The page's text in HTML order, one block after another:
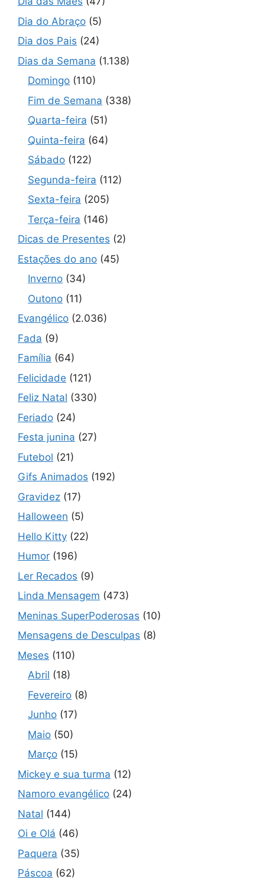
Dia do Abraço (5)
Dia dos Pais (24)
Dias da Semana (1.138)
Domingo (110)
Fim de Semana (338)
Quarta-feira (51)
Quinta-feira (64)
Sábado (122)
Segunda-feira (112)
Sexta-feira (205)
Terça-feira (146)
Dicas de Presentes (2)
Estações do ano (45)
Inverno (34)
Outono (11)
Evangélico (2.036)
Fada (9)
Família (64)
Felicidade (121)
Feliz Natal (330)
Feriado (24)
Festa junina (27)
Futebol (21)
Gifs Animados (192)
Gravidez (17)
Halloween (5)
Hello Kitty (22)
Humor (196)
Ler Recados (9)
Linda Mensagem (473)
Meninas SuperPoderosas (10)
Mensagens de Desculpas (8)
Meses (110)
Abril (18)
Fevereiro (8)
Junho (17)
Maio (50)
Março (15)
Mickey e sua turma (12)
Namoro evangélico (24)
Natal (144)
Oi e Olá (46)
Paquera (35)
Páscoa (62)